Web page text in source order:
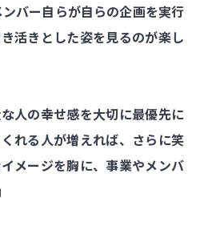
ンバー自らが自らの企画を実行
活きとした姿を見るのが楽し
人の幸せ感を大切に最優先に
れる人が増えれば、さらに笑
メージを胸に、事業やメンバ